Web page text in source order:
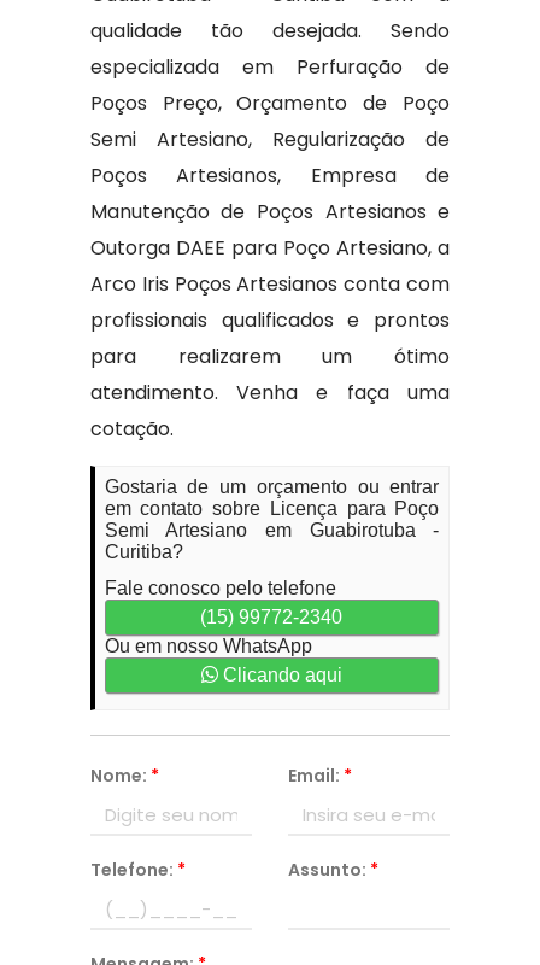
qualidade tão desejada. Sendo
especializada em Perfuração de
Poços Preço, Orçamento de Poço
Semi Artesiano, Regularização de
Poços Artesianos, Empresa de
Manutenção de Poços Artesianos e
Outorga DAEE para Poço Artesiano, a
Arco Iris Poços Artesianos conta com
profissionais qualificados e prontos
para realizarem um ótimo
atendimento. Venha e faça uma
cotação.
Gostaria de um orçamento ou entrar
em contato sobre Licença para Poço
Semi Artesiano em Guabirotuba -
Curitiba?
Fale conosco pelo telefone
(15) 99772-2340
Ou em nosso WhatsApp
Clicando aqui
Nome: * Email: *
Telefone: * Assunto: *